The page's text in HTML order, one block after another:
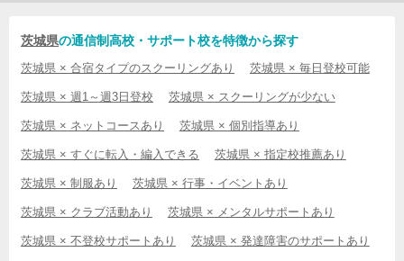
茨城県の通信制高校・サポート校を特徴から探す
茨城県 × 合宿タイプのスクーリングあり 茨城県 × 毎日登校可能
茨城県 × 週1～週3日登校 茨城県 × スクーリングが少ない
茨城県 × ネットコースあり 茨城県 × 個別指導あり
茨城県 × すぐに転入・編入できる 茨城県 × 指定校推薦あり
茨城県 × 制服あり 茨城県 × 行事・イベントあり
茨城県 × クラブ活動あり 茨城県 × メンタルサポートあり
茨城県 × 不登校サポートあり 茨城県 × 発達障害のサポートあり